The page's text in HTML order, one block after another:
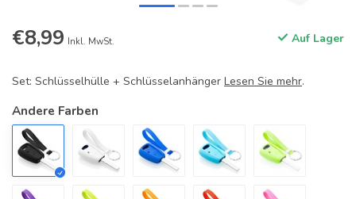
€8,99 Inkl. MwSt. Auf Lager
Set: Schlüsselhülle + Schlüsselanhänger Lesen Sie mehr.
Andere Farben